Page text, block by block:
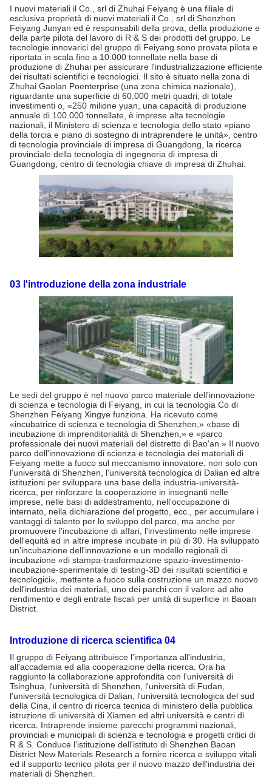
I nuovi materiali il Co., srl di Zhuhai Feiyang è una filiale di
esclusiva proprietà di nuovi materiali il Co., srl di Shenzhen
Feiyang Junyan ed è responsabili della prova, della produzione e
della parte pilota del lavoro di R & S dei prodotti del gruppo. Le
tecnologie innovarici del gruppo di Feiyang sono provata pilota e
riportata in scala fino a 10.000 tonnellate nella base di
produzione di Zhuhai per assicurare l'industrializzazione efficiente
dei risultati scientifici e tecnologici. Il sito è situato nella zona di
Zhuhai Gaolan Poenterprise (una zona chimica nazionale),
riguardante una superficie di 60.000 metri quadri, di totale
investimenti o, «250 milione yuan, una capacità di produzione
annuale di 100.000 tonnellate, è imprese alta tecnologie
nazionali, il Ministero di scienza e tecnologia dello stato «piano
della torcia e piano di sostegno di intraprendere le unità», centro
di tecnologia provinciale di impresa di Guangdong, la ricerca
provinciale della tecnologia di ingegneria di impresa di
Guangdong, centro di tecnologia chiave di impresa di Zhuhai.
03 l'introduzione della zona industriale
Le sedi del gruppo è nel nuovo parco materiale dell'innovazione
di scienza e tecnologia di Feiyang, in cui la tecnologia Co di
Shenzhen Feiyang Xingye funziona. Ha ricevuto come
«incubatrice di scienza e tecnologia di Shenzhen,» «base di
incubazione di imprenditorialità di Shenzhen,» e «parco
professionale dei nuovi materiali del distretto di Bao'an.» Il nuovo
parco dell'innovazione di scienza e tecnologia dei materiali di
Feiyang mette a fuoco sul meccanismo innovatore, non solo con
l'università di Shenzhen, l'università tecnologica di Dalian ed altre
istituzioni per sviluppare una base della industria-università-
ricerca, per rinforzare la cooperazione in insegnanti nelle
imprese, nelle basi di addestramento, nell'occupazione di
internato, nella dichiarazione del progetto, ecc., per accumulare i
vantaggi di talento per lo sviluppo del parco, ma anche per
promuovere l'incubazione di affari, l'investimento nelle imprese
dell'equità ed in altre imprese incubate in più di 30. Ha sviluppato
un'incubazione dell'innovazione e un modello regionali di
incubazione «di stampa-trasformazione spazio-investimento-
incubazione-sperimentale di testing-3D dei risultati scientifici e
tecnologici», mettente a fuoco sulla costruzione un mazzo nuovo
dell'industria dei materiali, uno dei parchi con il valore ad alto
rendimento e degli entrate fiscali per unità di superficie in Baoan
District.
Introduzione di ricerca scientifica 04
Il gruppo di Feiyang attribuisce l'importanza all'industria,
all'accademia ed alla cooperazione della ricerca. Ora ha
raggiunto la collaborazione approfondita con l'università di
Tsinghua, l'università di Shenzhen, l'università di Fudan,
l'università tecnologica di Dalian, l'università tecnologica del sud
della Cina, il centro di ricerca tecnica di ministero della pubblica
istruzione di università di Xiamen ed altri università e centri di
ricerca. Intraprende insieme parecchi programmi nazionali,
provinciali e municipali di scienza e tecnologia e progetti critici di
R & S. Conduce l'istituzione dell'istituto di Shenzhen Baoan
District New Materials Research a fornire ricerca e sviluppo vitali
ed il supporto tecnico pilota per il nuovo mazzo dell'industria dei
materiali di Shenzhen.